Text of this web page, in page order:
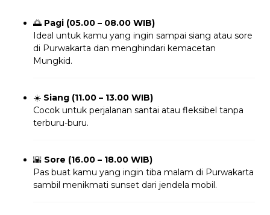
🌅 Pagi (05.00 – 08.00 WIB)
Ideal untuk kamu yang ingin sampai siang atau sore
di Purwakarta dan menghindari kemacetan
Mungkid.
☀️ Siang (11.00 – 13.00 WIB)
Cocok untuk perjalanan santai atau fleksibel tanpa
terburu-buru.
🌇 Sore (16.00 – 18.00 WIB)
Pas buat kamu yang ingin tiba malam di Purwakarta
sambil menikmati sunset dari jendela mobil.